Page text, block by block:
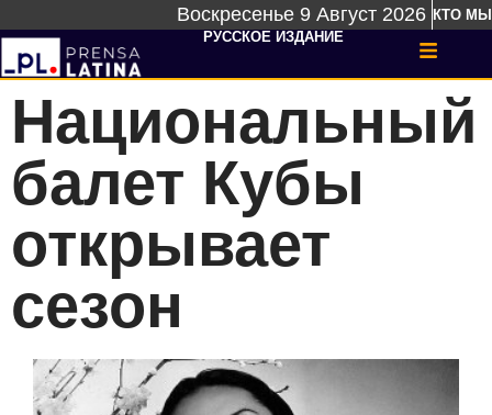
Воскресенье 9 Август 2026 КТО МЫ
РУССКОЕ ИЗДАНИЕ
Национальный
балет Кубы
открывает
сезон